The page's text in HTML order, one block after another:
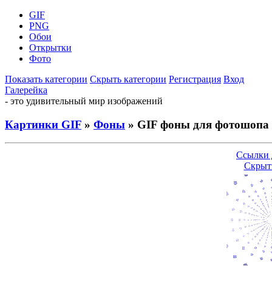
GIF
PNG
Обои
Открытки
Фото
Показать категории Скрыть категории Регистрация Вход
Галерейка
- это удивительный мир изображений
Картинки GIF » Фоны » GIF фоны для фотошопа
Ссылки